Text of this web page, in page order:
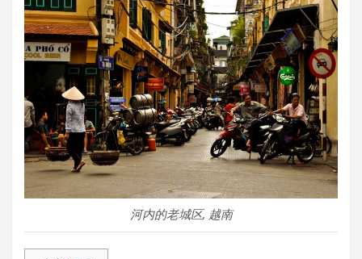
河内的老城区, 越南